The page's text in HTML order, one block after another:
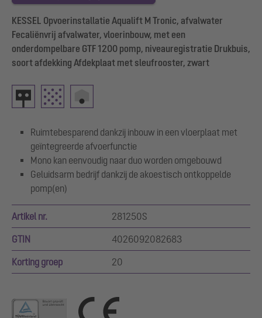
KESSEL Opvoerinstallatie Aqualift M Tronic, afvalwater
Fecaliënvrij afvalwater, vloerinbouw, met een
onderdompelbare GTF 1200 pomp, niveauregistratie Drukbuis,
soort afdekking Afdekplaat met sleufrooster, zwart
Ruimtebesparend dankzij inbouw in een vloerplaat met
geïntegreerde afvoerfunctie
Mono kan eenvoudig naar duo worden omgebouwd
Geluidsarm bedrijf dankzij de akoestisch ontkoppelde
pomp(en)
Artikel nr. 281250S
GTIN 4026092082683
Korting groep 20